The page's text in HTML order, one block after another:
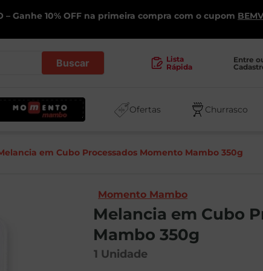
– Ganhe 10% OFF na primeira compra com o cupom
Lista
Rápida
Entre
Ofertas Churrasco
em Cubo Processados Momento Mambo 350g
Momento Mambo
Melancia em Cubo
Mambo 350g
1 Unidade